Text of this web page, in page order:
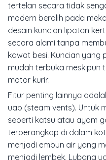
tertelan secara tidak
modern beralih pada
desain kuncian lipatan
secara alami tanpa
kawat besi. Kuncian yang
mudah terbuka meskipun
motor kurir.
Fitur penting lainnya
uap (steam vents). Untuk
seperti katsu atau ayam
terperangkap di dalam
menjadi embun air yang
menjadi lembek. Lubang